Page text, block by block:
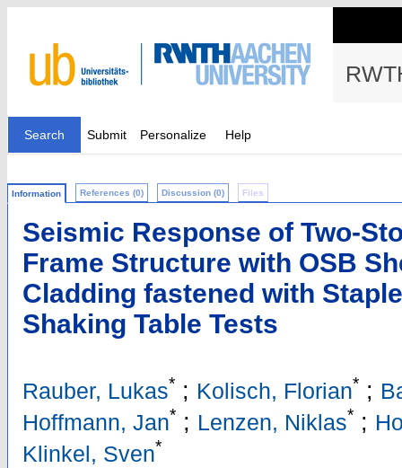
Search Submit Personalize Help
Information References (0) Discussion (0) Files
Seismic Response of Two-
Frame Structure with OSB
Cladding fastened with
Shaking Table Tests
Rauber, Lukas* ; Kolisch, Florian* ;
Hoffmann, Jan* ; Lenzen, Niklas* ;
Klinkel, Sven*